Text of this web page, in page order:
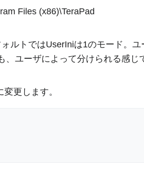
Files (x86)\TeraPad
ルトではUserIniは1のモード。
ユーザによって分けられる感じ
更します。